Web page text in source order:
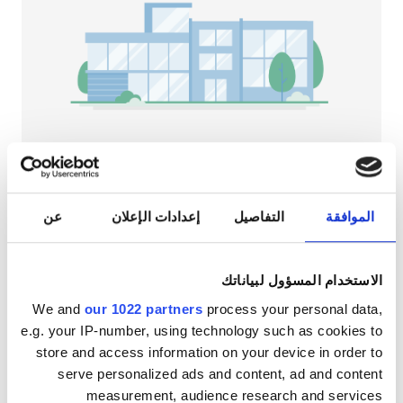
الموافقة التفاصيل إعدادات الإعلان عن
الاستخدام المسؤول لبياناتك
We and our 1022 partners process your personal data,
e.g. your IP-number, using technology such as cookies to
store and access information on your device in order to
serve personalized ads and content, ad and content
measurement, audience research and services
مرضى مصابين بفيروس نقص المناعة البشرية
مرضى مصابين بالتهاب الكبد B
مرضى مصابين بالتهاب الكبد C
المرطبات
شبكة واي فاي مجانيّة
شاشات تلفزيون
انتقالات مجانية
NephroPlus at Medha Health Care Private
Ltd
دوغار, الهند
٢٫٨٩ كم من مركز المدينة
المرطبات شبكة واي فاي مجانيّة
لكل علاج
غسيل الدم ٧٩ €
غسيل وترشيح الدم ٨٩ €
حجز مبدئي